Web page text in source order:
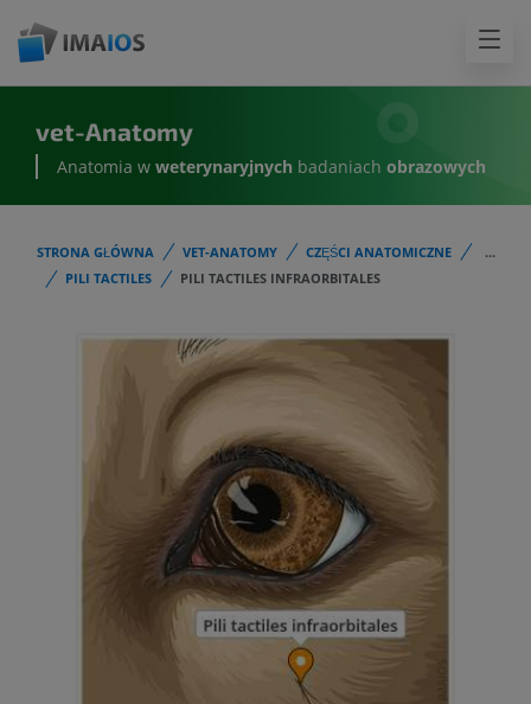
vet-Anatomy
Anatomia w weterynaryjnych badaniach obrazowych
STRONA GŁÓWNA VET-ANATOMY CZĘŚCI ANATOMICZNE
...
PILI TACTILES
PILI TACTILES INFRAORBITALES